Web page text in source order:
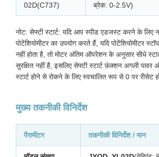
02D(C737)
ब्रेक: 0-2.5V)
नोट: सेफ्टी स्टार्ट: यदि आप स्पीड एडजस्ट करने के लिए
पोटेंशियोमीटर का उपयोग करते हैं, यदि पोटेंशियोमीटर
नहीं होता है, तो मोटर अंतिम ऑपरेशन के अनुसार सीधे
सुरक्षित नहीं है, इसलिए सेफ्टी स्टार्ट फ़ंक्शन अगली पावर
स्टार्ट होने से रोकने के लिए स्वचालित रूप से 0 पर रीसेट
मुख्य तकनीकी विनिर्देश
पैरामीटर तकनीकी विनिर्देश / मान